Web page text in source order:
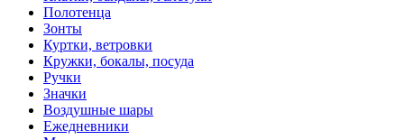
Полотенца
Зонты
Куртки, ветровки
Кружки, бокалы, посуда
Ручки
Значки
Воздушные шары
Ежедневники